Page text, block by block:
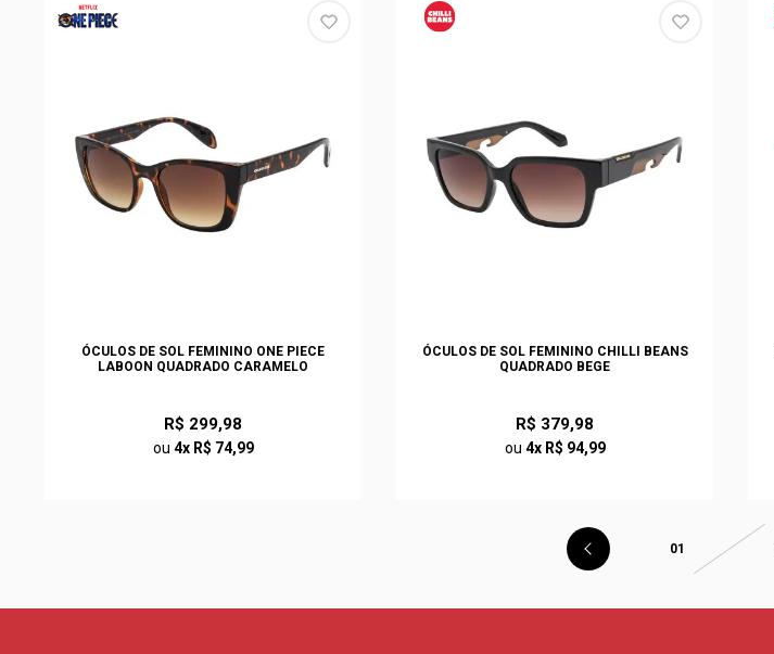
ÓCULOS DE SOL FEMININO ONE PIECE
LABOON QUADRADO CARAMELO
R$ 299,98
ou 4x R$ 74,99
ÓCULOS DE SOL FEMININO CHILLI BEANS
QUADRADO BEGE
R$ 379,98
ou 4x R$ 94,99
01